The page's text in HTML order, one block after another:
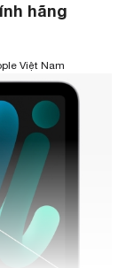
hãng
Việt Nam